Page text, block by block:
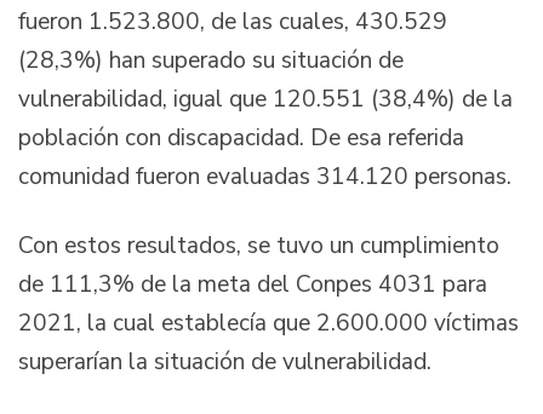
fueron 1.523.800, de las cuales, 430.529
(28,3%) han superado su situación de
vulnerabilidad, igual que 120.551 (38,4%) de la
población con discapacidad. De esa referida
comunidad fueron evaluadas 314.120 personas.
Con estos resultados, se tuvo un cumplimiento
de 111,3% de la meta del Conpes 4031 para
2021, la cual establecía que 2.600.000 víctimas
superarían la situación de vulnerabilidad.